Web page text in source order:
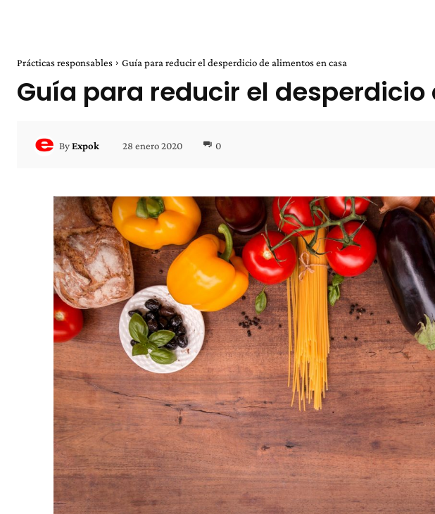
Prácticas responsables Guía para reducir el desperdicio de alimentos en casa
Guía para reducir el
ByExpok 28 enero 2020 0